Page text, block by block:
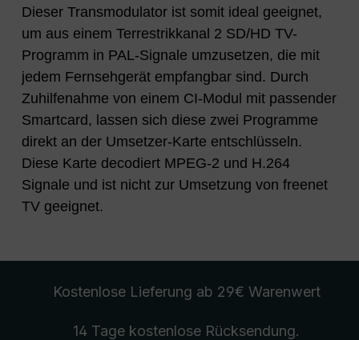
Dieser Transmodulator ist somit ideal geeignet,
um aus einem Terrestrikkanal 2 SD/HD TV-
Programm in PAL-Signale umzusetzen, die mit
jedem Fernsehgerät empfangbar sind. Durch
Zuhilfenahme von einem CI-Modul mit passender
Smartcard, lassen sich diese zwei Programme
direkt an der Umsetzer-Karte entschlüsseln.
Diese Karte decodiert MPEG-2 und H.264
Signale und ist nicht zur Umsetzung von freenet
TV geeignet.
Kostenlose Lieferung ab 29€ Warenwert
14 Tage kostenlose Rücksendung.